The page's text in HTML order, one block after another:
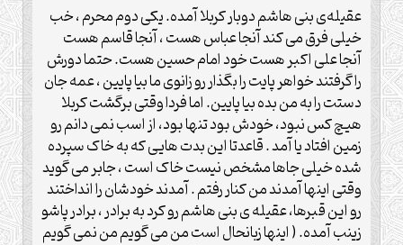
عقیله‌ی بنی هاشم دوبار کربلا آمده. یکی دوم محرم ، خب
خیلی فرق می کند آنجا عباس هست ، آنجا قاسم هست
آنجا علی اکبر هست خود امام حسین هست. حتما دورش
را گرفتند خواهر پایت را بگذار رو زانوی ما بیا پایین ، عمه جان
دستت را به من بده بیا پایین. اما فردا وقتی برگشت کربلا
هیچ کس نبود، خودش بود تنها بود، از اسب نمی دانم رو
زمین افتاد یا آمد . قاعدتا این بدت هایی که به خاک سپرده
شده خیلی جاها مشخص نیست خاک است ، جابر می گوید
وقتی اینها آمدند من کنار رفتم . آمدند خودشان را انداختند
رو این قبرها، عقیله ی بنی هاشم رو کرد به برادر ، برادر پاشو
زینب آمده. ( اینها زبانحال است من می گویم من نمی گویم